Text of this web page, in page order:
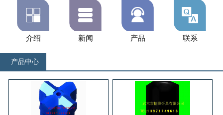

介绍

新闻

产品

联系
产品中心